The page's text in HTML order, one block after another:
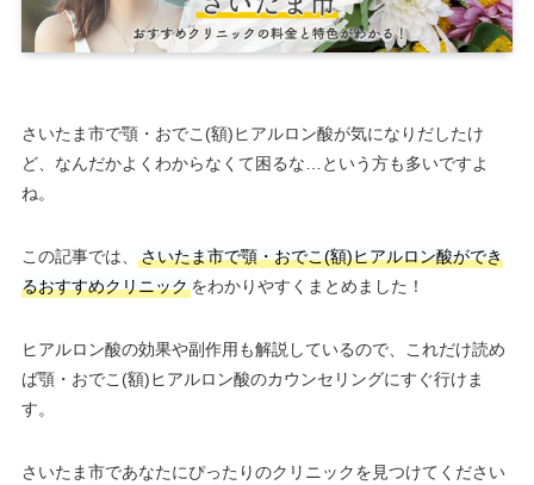
さいたま市で顎・おでこ(額)ヒアルロン酸が気になりだしたけ
ど、なんだかよくわからなくて困るな…という方も多いですよ
ね。
この記事では、
さいたま市で顎・おでこ(額)ヒアルロン酸ができ
るおすすめクリニックをわかりやすくまとめました！
ヒアルロン酸の効果や副作用も解説しているので、これだけ読め
ば顎・おでこ(額)ヒアルロン酸のカウンセリングにすぐ行けま
す。
さいたま市であなたにぴったりのクリニックを見つけてください